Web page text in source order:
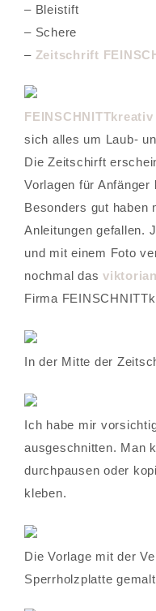
– Bleistift
– Schere
– Zeitschrift
FEINSCHNITTkreativ
sich alles um Laub-
Die Zeitschirft
Vorlagen für
Besonders gut haben
Anleitungen gefallen.
und mit einem Foto
nochmal das
Firma
In der Mitte der
Ich habe mir
ausgeschnitten. Man
durchpausen oder
kleben.
Die Vorlage mit der
Sperrholzplatte